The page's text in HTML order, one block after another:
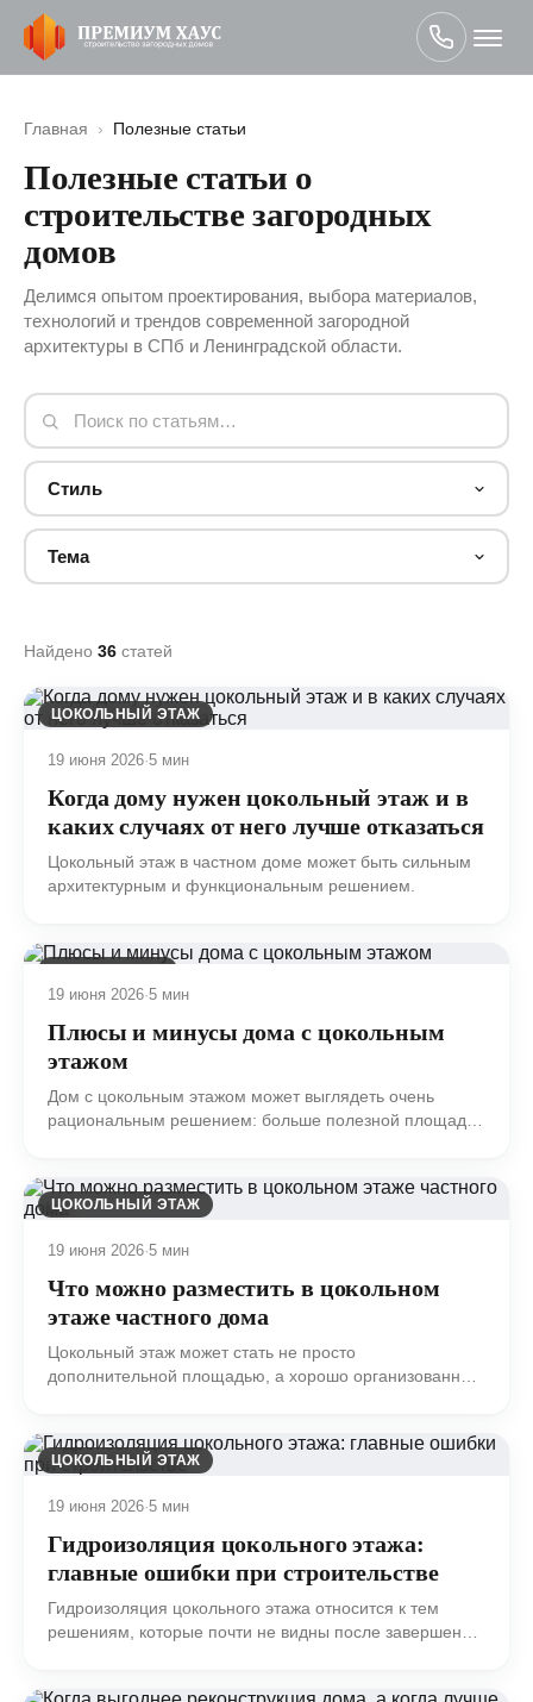
Главная › Полезные статьи
Полезные статьи о
строительстве загородных
домов
Делимся опытом проектирования, выбора материалов,
технологий и трендов современной загородной
архитектуры в СПб и Ленинградской области.
Стиль
Тема
Найдено 36 статей
ЦОКОЛЬНЫЙ ЭТАЖ
19 июня 2026·5 мин
Когда дому нужен цокольный этаж и в
каких случаях от него лучше отказаться
Цокольный этаж в частном доме может быть сильным
архитектурным и функциональным решением.
19 июня 2026·5 мин
Плюсы и минусы дома с цокольным
этажом
Дом с цокольным этажом может выглядеть очень
рациональным решением: больше полезной площади,
ЦОКОЛЬНЫЙ ЭТАЖ
19 июня 2026·5 мин
Что можно разместить в цокольном
этаже частного дома
Цокольный этаж может стать не просто
дополнительной площадью, а хорошо организованным
ЦОКОЛЬНЫЙ ЭТАЖ
19 июня 2026·5 мин
Гидроизоляция цокольного этажа:
главные ошибки при строительстве
Гидроизоляция цокольного этажа относится к тем
решениям, которые почти не видны после завершения